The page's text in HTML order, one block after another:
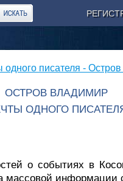
одного писателя -
ОСТРОВ ВЛАДИМИР
ОДНОГО
о событиях в
массовой